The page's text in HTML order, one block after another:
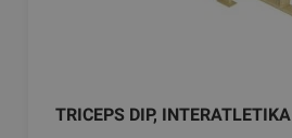
TRICEPS DIP, INTERATLETIKA